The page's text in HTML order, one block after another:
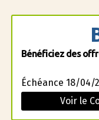
Bénéficiez des
Échéance 18/04/
Voir le